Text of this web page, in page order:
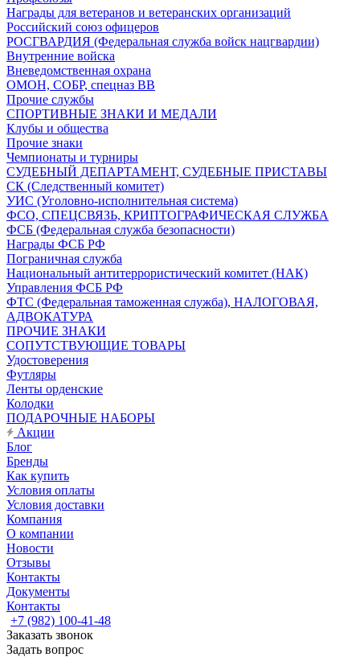
Награды для ветеранов и ветеранских организаций
Российский союз офицеров
РОСГВАРДИЯ (Федеральная служба войск нацгвардии)
Внутренние войска
Вневедомственная охрана
ОМОН, СОБР, спецназ ВВ
Прочие службы
СПОРТИВНЫЕ ЗНАКИ И МЕДАЛИ
Клубы и общества
Прочие знаки
Чемпионаты и турниры
СУДЕБНЫЙ ДЕПАРТАМЕНТ, СУДЕБНЫЕ ПРИСТАВЫ
СК (Следственный комитет)
УИС (Уголовно-исполнительная система)
ФСО, СПЕЦСВЯЗЬ, КРИПТОГРАФИЧЕСКАЯ СЛУЖБА
ФСБ (Федеральная служба безопасности)
Награды ФСБ РФ
Пограничная служба
Национальный антитеррористический комитет (НАК)
Управления ФСБ РФ
ФТС (Федеральная таможенная служба), НАЛОГОВАЯ,
АДВОКАТУРА
ПРОЧИЕ ЗНАКИ
СОПУТСТВУЮЩИЕ ТОВАРЫ
Удостоверения
Футляры
Ленты орденские
Колодки
ПОДАРОЧНЫЕ НАБОРЫ
Акции
Блог
Бренды
Как купить
Условия оплаты
Условия доставки
Компания
О компании
Новости
Отзывы
Контакты
Документы
Контакты
+7 (982) 100-41-48
Заказать звонок
Задать вопрос